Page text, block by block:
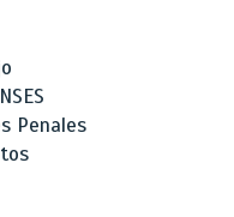
Penales